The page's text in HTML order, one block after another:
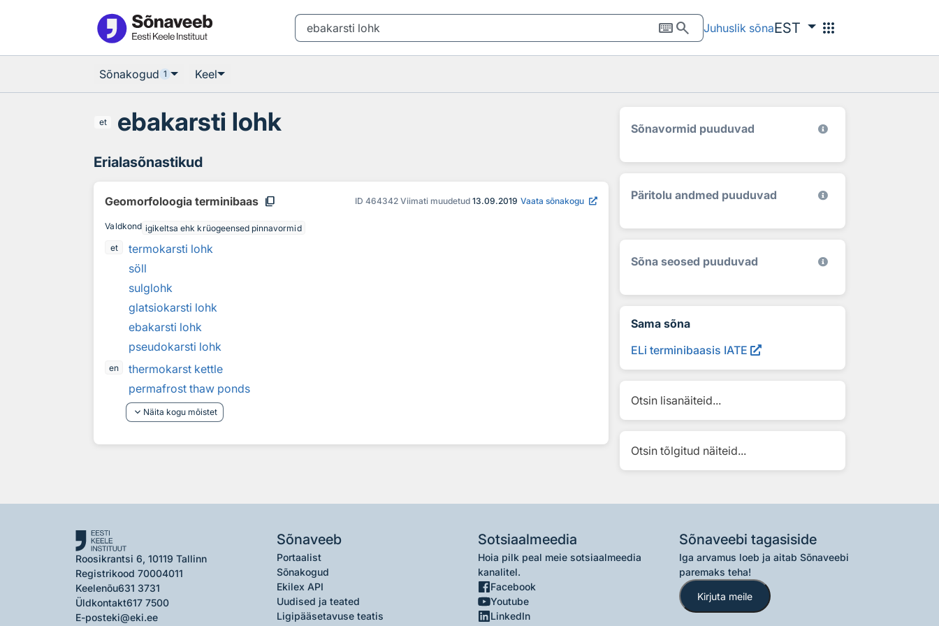
keyboardsearch Juhuslik sõnaEST apps
Sõnakogud 1 Keel
et ebakarsti lohk
Erialasõnastikud
Geomorfoloogia terminibaas content_copy ID 464342 Viimati muudetud 13.09.2019 Vaata sõnakogu
Valdkond igikeltsa ehk krüogeensed pinnavormid
et
termokarsti lohk
söll
sulglohk
glatsiokarsti lohk
ebakarsti lohk
pseudokarsti lohk
en
thermokarst kettle
permafrost thaw ponds
keyboard_arrow_down Näita kogu mõistet
Sõnavormid puuduvad
Päritolu andmed puuduvad
Sõna seosed puuduvad
Sama sõna
ELi terminibaasis IATE
Otsin lisanäiteid...
Otsin tõlgitud näiteid...
Roosikrantsi 6, 10119 Tallinn
Registrikood 70004011
Keelenõu631 3731
Üldkontakt617 7500
E-posteki@eki.ee
Sõnaveeb
Portaalist
Sõnakogud
Ekilex API
Uudised ja teated
Ligipääsetavuse teatis
Sotsiaalmeedia
Hoia pilk peal meie sotsiaalmeedia
kanalitel.
Facebook
Youtube
LinkedIn
Sõnaveebi tagasiside
Iga arvamus loeb ja aitab Sõnaveebi
paremaks teha!
Kirjuta meile